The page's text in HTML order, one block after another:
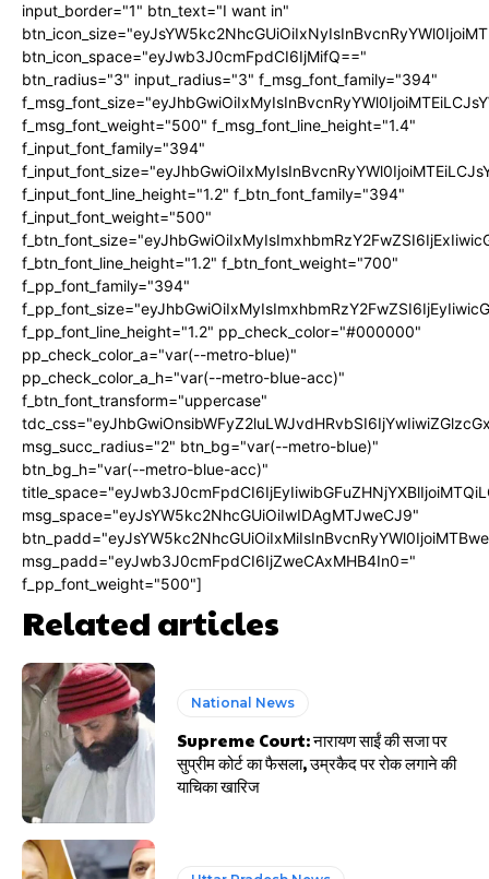
input_border="1" btn_text="I want in"
btn_icon_space="eyJwb3J0cmFpdCI6IjMifQ=="
btn_radius="3" input_radius="3" f_msg_font_family="394"
f_msg_font_weight="500" f_msg_font_line_height="1.4"
f_input_font_family="394"
f_input_font_line_height="1.2" f_btn_font_family="394"
f_input_font_weight="500"
f_btn_font_line_height="1.2" f_btn_font_weight="700"
f_pp_font_family="394"
f_pp_font_line_height="1.2" pp_check_color="#000000"
pp_check_color_a="var(--metro-blue)"
pp_check_color_a_h="var(--metro-blue-acc)"
f_btn_font_transform="uppercase"
msg_succ_radius="2" btn_bg="var(--metro-blue)"
btn_bg_h="var(--metro-blue-acc)"
msg_space="eyJsYW5kc2NhcGUiOiIwIDAgMTJweCJ9"
msg_padd="eyJwb3J0cmFpdCI6IjZweCAxMHB4In0="
f_pp_font_weight="500"]
Related articles
National News
Supreme Court: नारायण साईं की सजा पर
सुप्रीम कोर्ट का फैसला, उम्रकैद पर रोक लगाने की
याचिका खारिज